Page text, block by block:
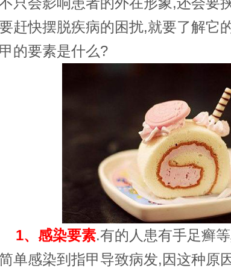
赶快摆脱疾病的困扰,就要了解它
甲的要素是什么?
1、感染要素.有的人患有手足癣
简单感染到指甲导致病发,因这种原